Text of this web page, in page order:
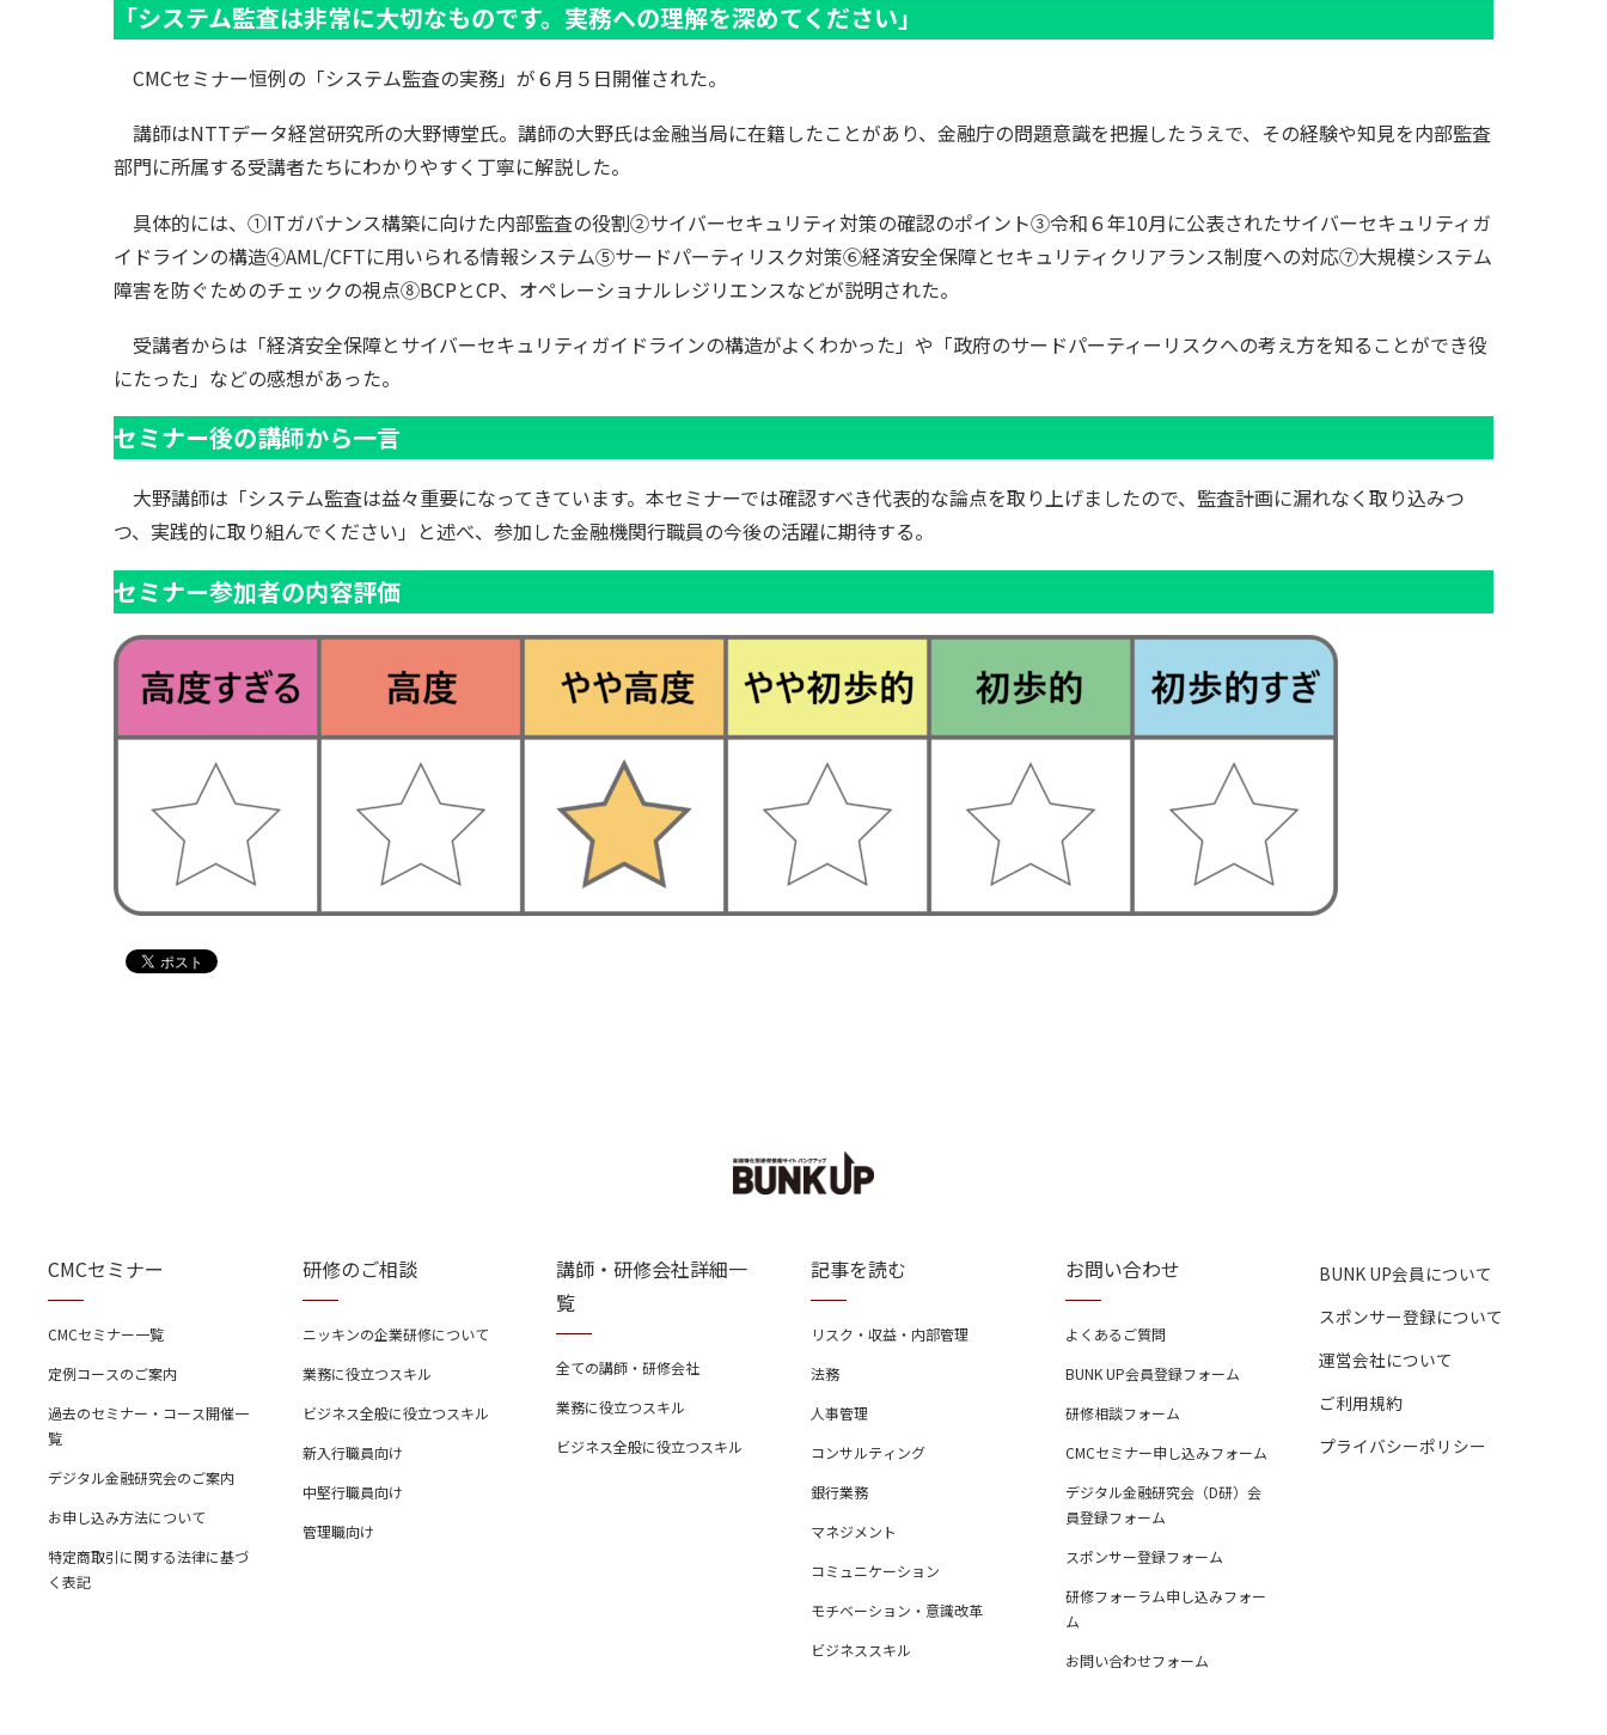
「システム監査は非常に大切なものです。実務への理解を深めてください」
CMCセミナー恒例の「システム監査の実務」が６月５日開催された。
講師はNTTデータ経営研究所の大野博堂氏。講師の大野氏は金融当局に在籍したことがあり、金融庁の問題意識を把握したうえで、その経験や知見を内部監査
部門に所属する受講者たちにわかりやすく丁寧に解説した。
具体的には、①ITガバナンス構築に向けた内部監査の役割②サイバーセキュリティ対策の確認のポイント③令和６年10月に公表されたサイバーセキュリティガ
イドラインの構造④AML/CFTに用いられる情報システム⑤サードパーティリスク対策⑥経済安全保障とセキュリティクリアランス制度への対応⑦大規模システム
障害を防ぐためのチェックの視点⑧BCPとCP、オペレーショナルレジリエンスなどが説明された。
受講者からは「経済安全保障とサイバーセキュリティガイドラインの構造がよくわかった」や「政府のサードパーティーリスクへの考え方を知ることができ役
にたった」などの感想があった。
セミナー後の講師から一言
大野講師は「システム監査は益々重要になってきています。本セミナーでは確認すべき代表的な論点を取り上げましたので、監査計画に漏れなく取り込みつ
つ、実践的に取り組んでください」と述べ、参加した金融機関行職員の今後の活躍に期待する。
セミナー参加者の内容評価
CMCセミナー
CMCセミナー一覧
定例コースのご案内
過去のセミナー・コース開催一
覧
デジタル金融研究会のご案内
お申し込み方法について
特定商取引に関する法律に基づ
く表記
研修のご相談
ニッキンの企業研修について
業務に役立つスキル
ビジネス全般に役立つスキル
新入行職員向け
中堅行職員向け
管理職向け
講師・研修会社詳細一
覧
全ての講師・研修会社
業務に役立つスキル
ビジネス全般に役立つスキル
記事を読む
リスク・収益・内部管理
法務
人事管理
コンサルティング
銀行業務
マネジメント
コミュニケーション
モチベーション・意識改革
ビジネススキル
お問い合わせ
よくあるご質問
BUNK UP会員登録フォーム
研修相談フォーム
CMCセミナー申し込みフォーム
デジタル金融研究会（D研）会
員登録フォーム
スポンサー登録フォーム
研修フォーラム申し込みフォー
ム
お問い合わせフォーム
BUNK UP会員について
スポンサー登録について
運営会社について
ご利用規約
プライバシーポリシー